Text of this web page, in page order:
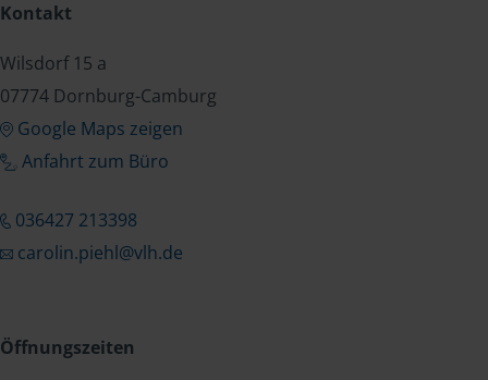
Kontakt
Wilsdorf 15 a
07774 Dornburg-Camburg
Google Maps zeigen
Anfahrt zum Büro
036427 213398
carolin.piehl@vlh.de
Öffnungszeiten